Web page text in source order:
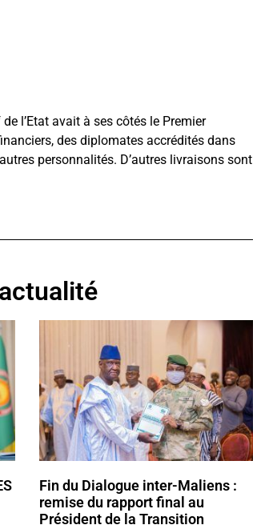
l’Etat avait à ses côtés le Premier
des diplomates accrédités dans
personnalités. D’autres livraisons sont
Fin du Dialogue inter-Maliens :
remise du rapport final au
Président de la Transition